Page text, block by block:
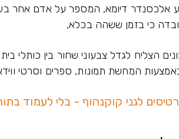
אלכסנדר דיומא, המספר על אדם אחר
כי בזמן ששהה בכלא,
הצליח לגדל צבעוני שחור בין כותלי
המחשת תמונות, ספרים וסרטי
לגני קוקנהוף - בלי לעמוד